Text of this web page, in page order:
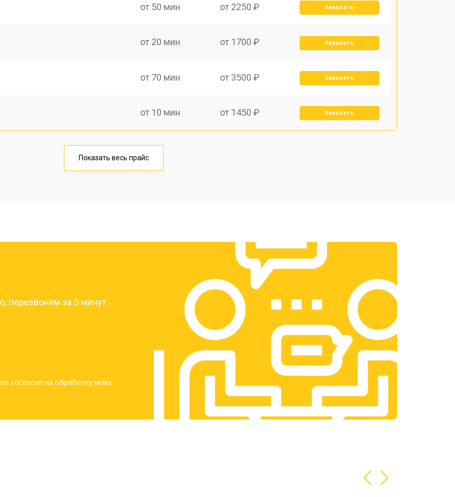
от 50 мин от 2250 ₽ Заказать
от 20 мин от 1700 ₽ Заказать
от 70 мин от 3500 ₽ Заказать
от 10 мин от 1450 ₽ Заказать
от 40 мин
от 3300 ₽
от 1400 ₽ Заказать
от 2700 ₽ Заказать
от 950 ₽ Заказать
от 1750 ₽
Показать весь прайс
перезвоним за 5 минут
согласие на обработку моих